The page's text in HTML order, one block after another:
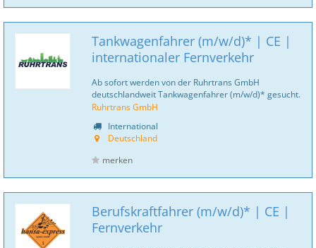
Tankwagenfahrer (m/w/d)* | CE |
internationaler Fernverkehr
Ab sofort werden von der Ruhrtrans GmbH
deutschlandweit Tankwagenfahrer (m/w/d)* gesucht.
Ruhrtrans GmbH
International
Deutschland
merken
Berufskraftfahrer (m/w/d)* | CE |
Fernverkehr